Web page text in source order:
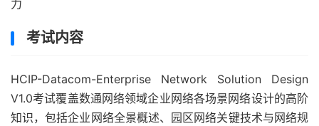
力
考试内容
HCIP-Datacom-Enterprise Network Solution Design
V1.0考试覆盖数通网络领域企业网络各场景网络设计的高阶
知识，包括企业网络全景概述、园区网络关键技术与网络规